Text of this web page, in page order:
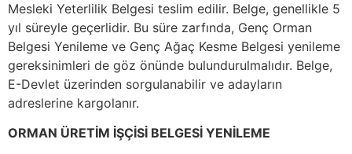
Mesleki Yeterlilik Belgesi teslim edilir. Belge, genellikle 5
yıl süreyle geçerlidir. Bu süre zarfında, Genç Orman
Belgesi Yenileme ve Genç Ağaç Kesme Belgesi yenileme
gereksinimleri de göz önünde bulundurulmalıdır. Belge,
E-Devlet üzerinden sorgulanabilir ve adayların
adreslerine kargolanır.
ORMAN ÜRETİM İŞÇİSİ BELGESİ YENİLEME